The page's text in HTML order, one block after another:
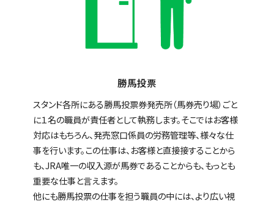
勝馬投票
スタンド各所にある勝馬投票券発売所（馬券売り場）ごと
に１名の職員が責任者として執務します。そこではお客様
対応はもちろん、発売窓口係員の労務管理等、様々な仕
事を行います。この仕事は、お客様と直接接することから
も、JRA唯一の収入源が馬券であることからも、もっとも
重要な仕事と言えます。
他にも勝馬投票の仕事を担う職員の中には、より広い視